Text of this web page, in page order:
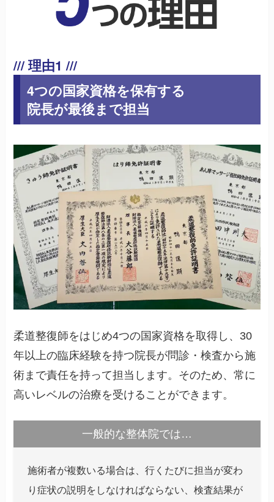
4つの国家資格を保有する
院長が最後まで担当
柔道整復師をはじめ4つの国家資格を取得し、30
年以上の臨床経験を持つ院長が問診・検査から施
術まで責任を持って担当します。そのため、常に
高いレベルの治療を受けることができます。
一般的な整体院では…
施術者が複数いる場合は、行くたびに担当が変わ
り症状の説明をしなければならない、検査結果が